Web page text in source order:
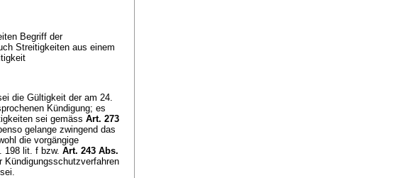
Begriff der
Streitigkeiten aus einem
die Gültigkeit der am 24.
Kündigung; es
sei gemäss Art. 273
gelange zwingend das
die vorgängige
198 lit. f bzw. Art. 243 Abs.
Kündigungsschutzverfahren